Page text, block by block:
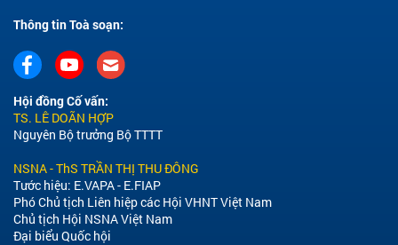
Thông tin Toà soạn:
Hội đồng Cố vấn:
TS. LÊ DOÃN HỢP
Nguyên Bộ trưởng Bộ TTTT
NSNA - ThS TRẦN THỊ THU ĐÔNG
Tước hiệu: E.VAPA - E.FIAP
Phó Chủ tịch Liên hiệp các Hội VHNT Việt Nam
Chủ tịch Hội NSNA Việt Nam
Đại biểu Quốc hội